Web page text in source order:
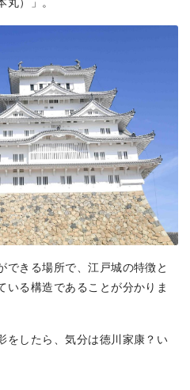
できる場所で、江戸城の特徴と
いる構造であることが分かりま
をしたら、気分は徳川家康？い